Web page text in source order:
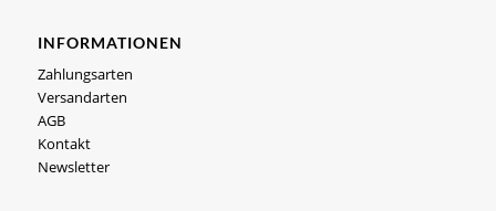
INFORMATIONEN
Zahlungsarten
Versandarten
AGB
Kontakt
Newsletter